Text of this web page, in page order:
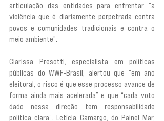
articulação das entidades para enfrentar “a
violência que é diariamente perpetrada contra
povos e comunidades tradicionais e contra o
meio ambiente”.
Clarissa Presotti, especialista em políticas
públicas do WWF-Brasil, alertou que “em ano
eleitoral, o risco é que esse processo avance de
forma ainda mais acelerada” e que “cada voto
dado nessa direção tem responsabilidade
política clara”. Letícia Camargo, do Painel Mar,